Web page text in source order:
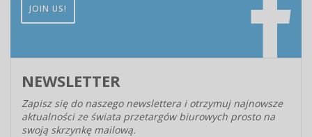
JOIN US!
NEWSLETTER
Zapisz się do naszego newslettera i otrzymuj najnowsze
aktualności ze świata przetargów biurowych prosto na
swoją skrzynkę mailową.